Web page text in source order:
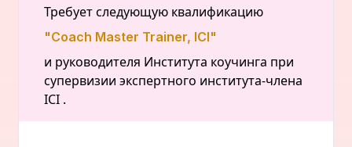
Требует следующую квалификацию
"Coach Master Trainer, ICI"
и руководителя Института коучинга при
супервизии экспертного института-члена
ICI .